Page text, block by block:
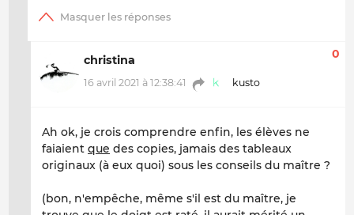
christina
16 avril 2021 à 12:38:41 kusto
0
Ah ok, je crois comprendre enfin, les élèves ne
faiaient que des copies, jamais des tableaux
originaux (à eux quoi) sous les conseils du maître ?
(bon, n'empêche, même s'il est du maître, je